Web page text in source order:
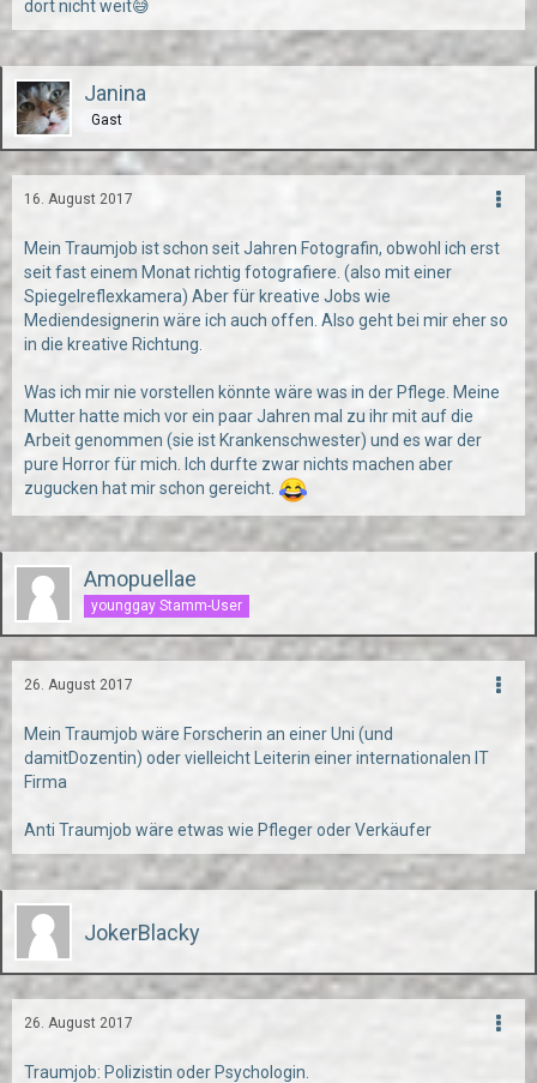
dort nicht weit😅
Janina
Gast
16. August 2017
Mein Traumjob ist schon seit Jahren Fotografin, obwohl ich erst
seit fast einem Monat richtig fotografiere. (also mit einer
Spiegelreflexkamera) Aber für kreative Jobs wie
Mediendesignerin wäre ich auch offen. Also geht bei mir eher so
in die kreative Richtung.
Was ich mir nie vorstellen könnte wäre was in der Pflege. Meine
Mutter hatte mich vor ein paar Jahren mal zu ihr mit auf die
Arbeit genommen (sie ist Krankenschwester) und es war der
pure Horror für mich. Ich durfte zwar nichts machen aber
zugucken hat mir schon gereicht.
Amopuellae
younggay Stamm-User
26. August 2017
Mein Traumjob wäre Forscherin an einer Uni (und
damitDozentin) oder vielleicht Leiterin einer internationalen IT
Firma
Anti Traumjob wäre etwas wie Pfleger oder Verkäufer
JokerBlacky
26. August 2017
Traumjob: Polizistin oder Psychologin.